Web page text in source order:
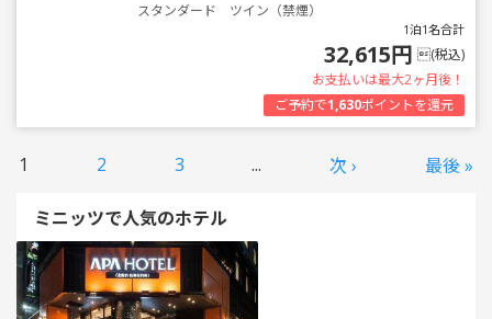
スタンダード ツイン（禁煙）
1泊1名合計
32,615円 (税込)
お支払いは最大2ヶ月後！
ご予約で1,630ポイントを還元
1 2 3 ... 次 › 最後 »
ミニッツで人気のホテル